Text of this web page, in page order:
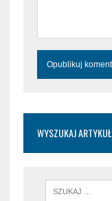
WYSZUKAJ ARTYKUŁ